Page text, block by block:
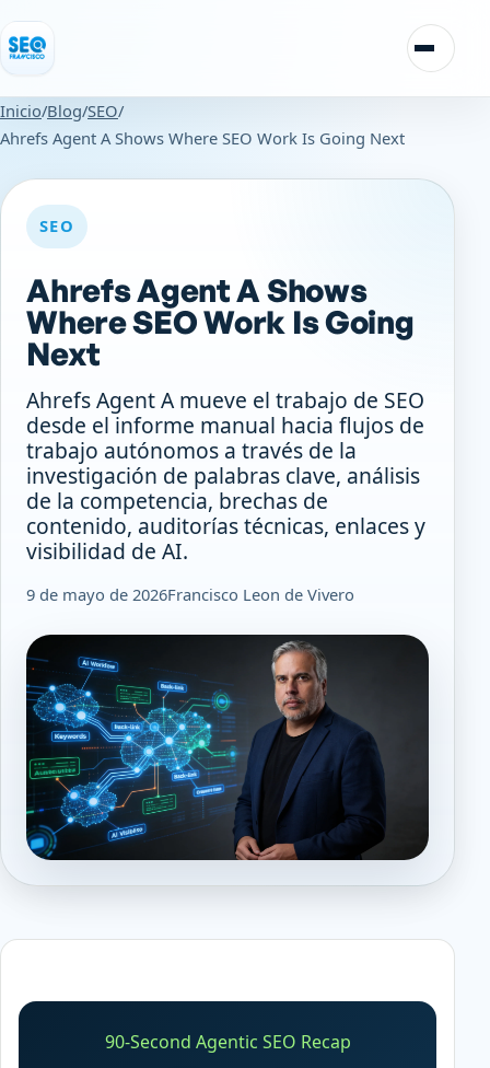
Saltar al contenido
Alternar
Inicio/Blog/SEO/
Ahrefs Agent A Shows Where SEO Work Is Going Next
SEO
Ahrefs Agent A Shows
Where SEO Work Is Going
Next
Ahrefs Agent A mueve el trabajo de SEO
desde el informe manual hacia flujos de
trabajo autónomos a través de la
investigación de palabras clave, análisis
de la competencia, brechas de
contenido, auditorías técnicas, enlaces y
visibilidad de AI.
9 de mayo de 2026Francisco Leon de Vivero
90-Second Agentic SEO Recap